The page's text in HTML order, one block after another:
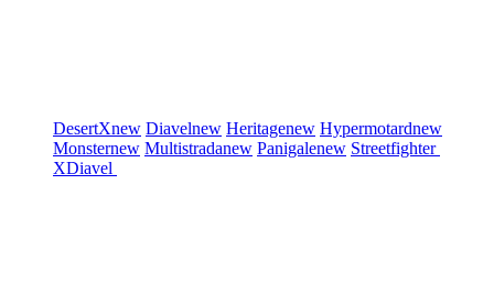
DesertXnew Diavelnew Heritagenew Hypermotardnew
Monsternew Multistradanew Panigalenew Streetfighter
XDiavel